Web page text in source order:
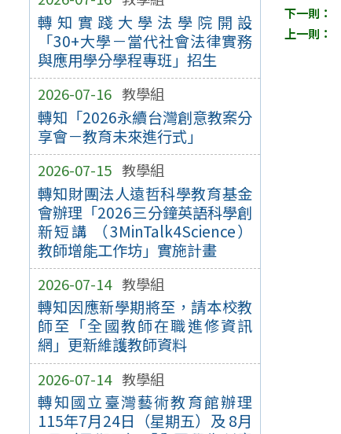
轉知實踐大學法學院開設
「30+大學－當代社會法律實務
與應用學分學程專班」招生
2026-07-16 教學組
轉知「2026永續台灣創意教案分
享會－教育未來進行式」
2026-07-15 教學組
轉知財團法人遠哲科學教育基金
會辦理「2026三分鐘英語科學創
新短講 （3MinTalk4Science）
教師增能工作坊」實施計畫
2026-07-14 教學組
轉知因應新學期將至，請本校教
師至「全國教師在職進修資訊
網」更新維護教師資料
2026-07-14 教學組
轉知國立臺灣藝術教育館辦理
115年7月24日（星期五）及 8月